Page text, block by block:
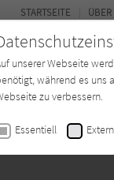
STARTSEITE
unserer Webseite
während es uns
zu verbessern.
Essentiell